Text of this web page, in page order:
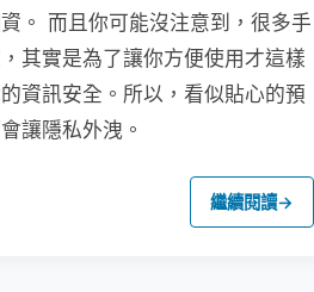
。 而且你可能沒注意到，很多手
其實是為了讓你方便使用才這樣
資訊安全。所以，看似貼心的預
讓隱私外洩。
繼續閱讀→